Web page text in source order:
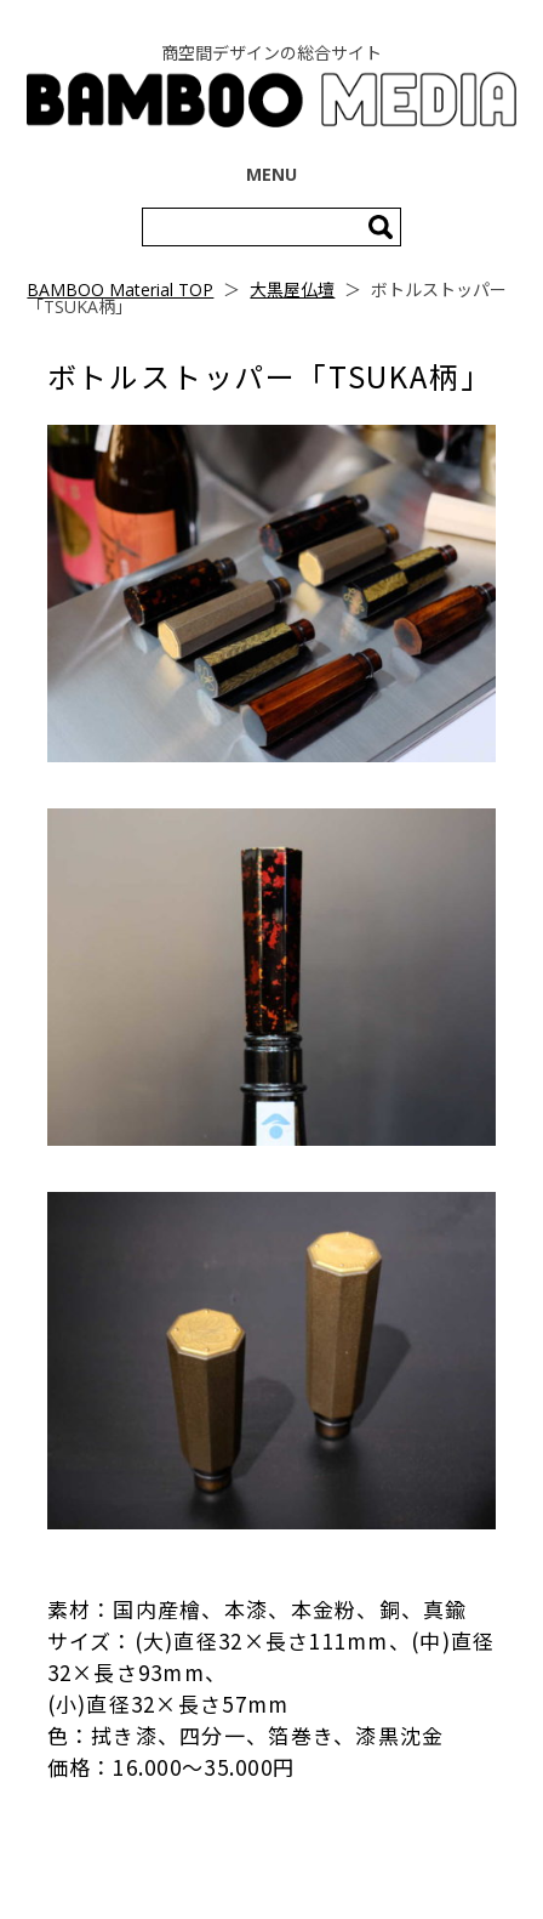
商空間デザインの総合サイト
MENU
索:
BAMBOO Material TOP ＞大黒屋仏壇 ＞ボトルストッパー
「TSUKA柄」
ボトルストッパー「TSUKA柄」
素材：国内産檜、本漆、本金粉、銅、真鍮
サイズ：(大)直径32×長さ111mm、(中)直径
32×長さ93mm、
(小)直径32×長さ57mm
色：拭き漆、四分一、箔巻き、漆黒沈金
価格：16.000～35.000円